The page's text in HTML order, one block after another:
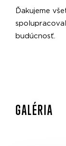
Ďakujeme
budúcnosť.
GALÉRIA